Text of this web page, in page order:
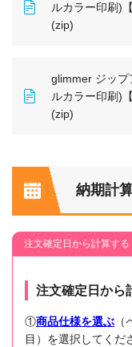
ルカラー印刷)
(zip)
glimmer ジップ
ルカラー印刷)
(zip)
納期計
注文確定日から計算する
注文確定日から
①商品仕様を選ぶ
目）を選択してくだ